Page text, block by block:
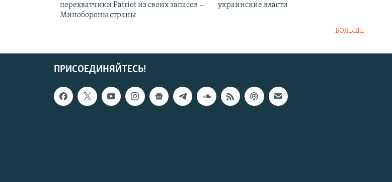
перехватчики Patriot из своих запасов –
Минобороны страны
украинские власти
БОЛЬШЕ
ПРИСОЕДИНЯЙТЕСЬ!